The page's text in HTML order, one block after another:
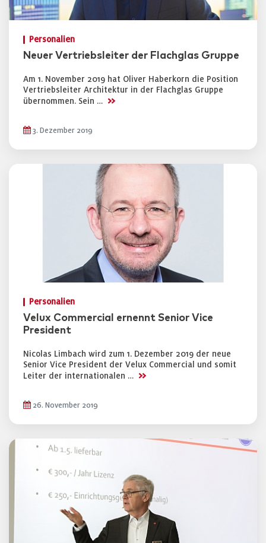
Personalien
Neuer Vertriebsleiter der Flachglas Gruppe
Am 1. November 2019 hat Oliver Haberkorn die Position
Vertriebsleiter Architektur in der Flachglas Gruppe
übernommen. Sein … >>
3. Dezember 2019
Personalien
Velux Commercial ernennt Senior Vice
President
Nicolas Limbach wird zum 1. Dezember 2019 der neue
Senior Vice President der Velux Commercial und somit
Leiter der internationalen … >>
26. November 2019